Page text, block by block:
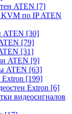
ATEN [7]
KVM по IP ATEN
ATEN [30]
[79]
[31]
ATEN [9]
ATEN [63]
[199]
Extron [6]
видеосигналов